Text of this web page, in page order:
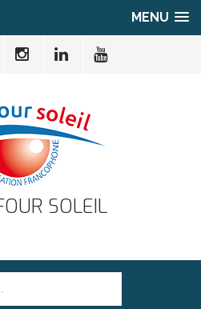
MENU
SOLEIL